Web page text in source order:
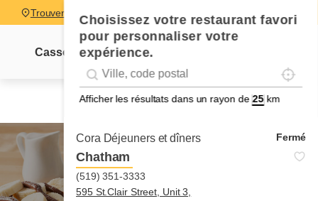
Choisissez votre restaurant favori
pour personnaliser votre
expérience.
Geolocation
Géolocalisation
Afficher les résultats dans un rayon de km
Cora Déjeuners et dîners Fermé
Chatham
(519) 351-3333
595 St.Clair Street, Unit 3,
Trouver un restaurant
Cassolettes Sucrés-salés